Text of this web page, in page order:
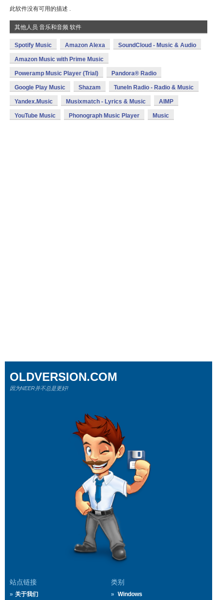
此软件没有可用的描述 .
其他人员 音乐和音频 软件
Spotify Music Amazon Alexa SoundCloud - Music & Audio
Amazon Music with Prime Music
Poweramp Music Player (Trial) Pandora® Radio
Google Play Music Shazam TuneIn Radio - Radio & Music
Yandex.Music Musixmatch - Lyrics & Music AIMP
YouTube Music Phonograph Music Player Music
站点链接
关于我们
类别
Windows
OLDVERSION.COM
因为NEER并不总是更好!